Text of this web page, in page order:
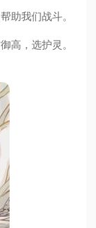
助我们战斗。
高，选护灵。